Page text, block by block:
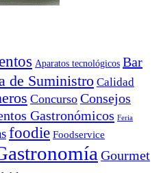
Aparatos tecnológicos Bar
de Suministro Calidad
Concurso Consejos
Gastronómicos Feria
foodie Foodservice
Gourmet